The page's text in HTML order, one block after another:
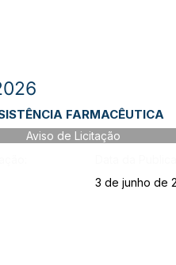
FARMACÊUTICA
Aviso de Licitação
3 de junho de